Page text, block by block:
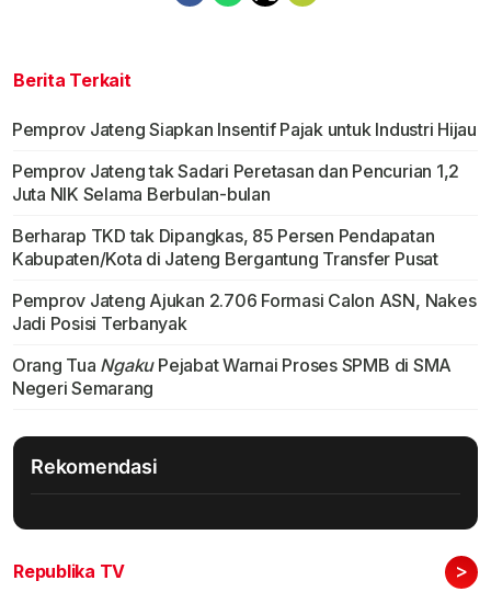
Berita Terkait
Pemprov Jateng Siapkan Insentif Pajak untuk Industri Hijau
Pemprov Jateng tak Sadari Peretasan dan Pencurian 1,2
Juta NIK Selama Berbulan-bulan
Berharap TKD tak Dipangkas, 85 Persen Pendapatan
Kabupaten/Kota di Jateng Bergantung Transfer Pusat
Pemprov Jateng Ajukan 2.706 Formasi Calon ASN, Nakes
Jadi Posisi Terbanyak
Orang Tua NgakuPejabat Warnai Proses SPMB di SMA
Negeri Semarang
Rekomendasi
Republika TV >